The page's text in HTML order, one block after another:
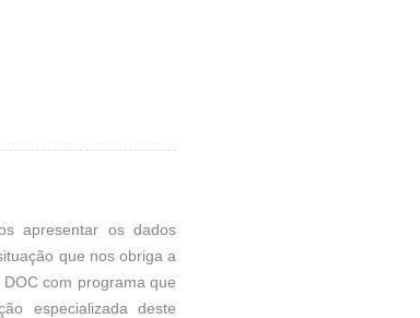
apresentar os dados
que nos obriga a
com programa que
especializada deste